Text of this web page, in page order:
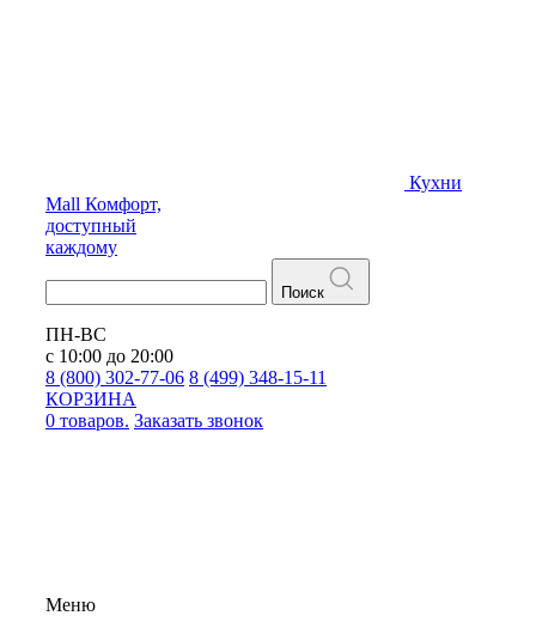
Кухни
Mall Комфорт,
доступный
каждому
Поиск
ПН-ВС
с 10:00 до 20:00
8 (800) 302-77-06 8 (499) 348-15-11
КОРЗИНА
0 товаров. Заказать звонок
Меню